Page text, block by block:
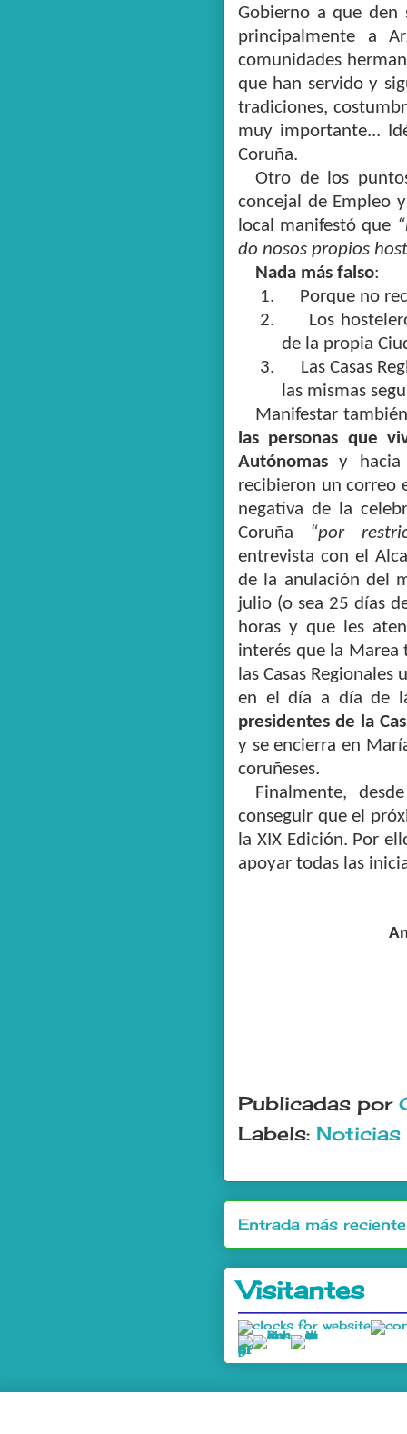
Gobierno a que den
principalmente a
comunidades
que han servido y
tradiciones,
muy importante...
Coruña.
Otro de los
concejal de Empleo
local manifestó que
do nosos propios
Nada más falso:
1.
Porque no
2.
Los
de la propia
3.
Las Casas
las mismas
Manifestar
las personas que
Autónomas y hacia
recibieron un correo
negativa de la
Coruña “por
entrevista con el
de la anulación del
julio (o sea 25 días
horas y que les
interés que la Marea
las Casas
en el día a día de
presidentes de la
y se encierra en
coruñeses.
Finalmente,
conseguir que el
la XIX Edición. Por
apoyar todas las
Publicadas por
Labels: Noticias
Entrada más reciente
Visitantes